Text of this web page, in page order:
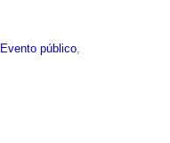
Evento público